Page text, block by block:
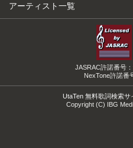
アーティスト一覧
JASRAC許諾番号
NexTone許諾番
UtaTen 無料歌詞検索
Copyright (C) IBG